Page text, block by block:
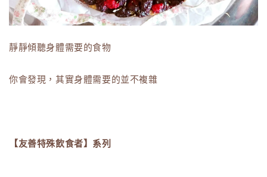
靜靜傾聽身體需要的食物
你會發現，其實身體需要的並不複雜
【友善特殊飲食者】系列